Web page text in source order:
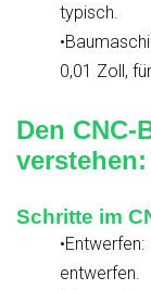
typisch.
0,01 Zoll,
Den
Schritte im
entwerfen.